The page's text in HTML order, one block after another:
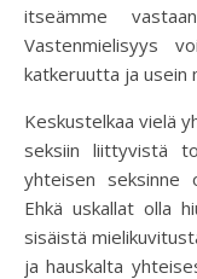
itseämme
Vastenmielisyys
katkeruutta ja usein
Keskustelkaa vielä
seksiin liittyvistä
yhteisen seksinne
Ehkä uskallat olla
sisäistä
ja hauskalta